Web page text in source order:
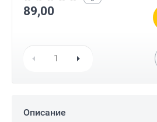
89,00
Описание